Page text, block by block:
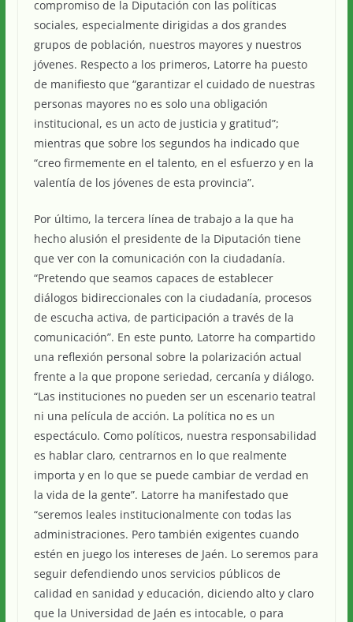
compromiso de la Diputación con las políticas
sociales, especialmente dirigidas a dos grandes
grupos de población, nuestros mayores y nuestros
jóvenes. Respecto a los primeros, Latorre ha puesto
de manifiesto que “garantizar el cuidado de nuestras
personas mayores no es solo una obligación
institucional, es un acto de justicia y gratitud”;
mientras que sobre los segundos ha indicado que
“creo firmemente en el talento, en el esfuerzo y en la
valentía de los jóvenes de esta provincia”.
Por último, la tercera línea de trabajo a la que ha
hecho alusión el presidente de la Diputación tiene
que ver con la comunicación con la ciudadanía.
“Pretendo que seamos capaces de establecer
diálogos bidireccionales con la ciudadanía, procesos
de escucha activa, de participación a través de la
comunicación”. En este punto, Latorre ha compartido
una reflexión personal sobre la polarización actual
frente a la que propone seriedad, cercanía y diálogo.
“Las instituciones no pueden ser un escenario teatral
ni una película de acción. La política no es un
espectáculo. Como políticos, nuestra responsabilidad
es hablar claro, centrarnos en lo que realmente
importa y en lo que se puede cambiar de verdad en
la vida de la gente”. Latorre ha manifestado que
“seremos leales institucionalmente con todas las
administraciones. Pero también exigentes cuando
estén en juego los intereses de Jaén. Lo seremos para
seguir defendiendo unos servicios públicos de
calidad en sanidad y educación, diciendo alto y claro
que la Universidad de Jaén es intocable, o para